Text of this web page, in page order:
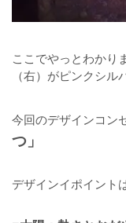
ここでやっとわかり
（右）がピンクシル
今回のデザインコン
つ」
デザインイポイント